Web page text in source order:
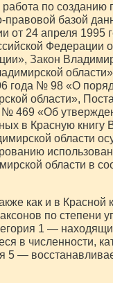
по созданию
базой
от 24 апреля
Федерации
Закон
года № 98 «О
области»,
№ 469 «Об
в Красную книгу
области
области в
как и в Красной
по степени
1 —
в численности,
5 —